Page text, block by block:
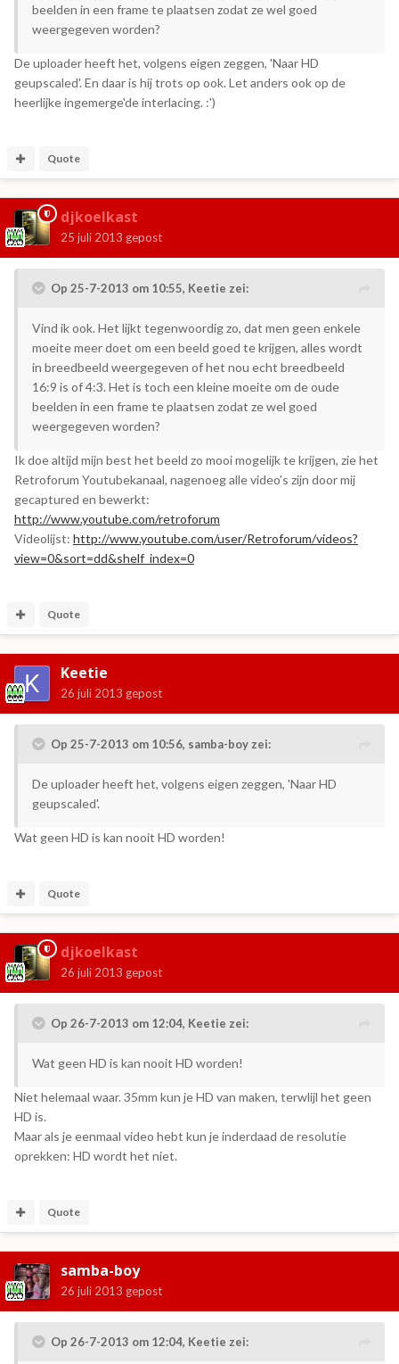
beelden in een frame te plaatsen zodat ze wel goed
weergegeven worden?
De uploader heeft het, volgens eigen zeggen, 'Naar HD
geupscaled'. En daar is hij trots op ook. Let anders ook op de
heerlijke ingemerge'de interlacing. :')
Quote
djkoelkast
25 juli 2013 gepost
Op 25-7-2013 om 10:55, Keetie zei:
Vind ik ook. Het lijkt tegenwoordig zo, dat men geen enkele
moeite meer doet om een beeld goed te krijgen, alles wordt
in breedbeeld weergegeven of het nou echt breedbeeld
16:9 is of 4:3. Het is toch een kleine moeite om de oude
beelden in een frame te plaatsen zodat ze wel goed
weergegeven worden?
Ik doe altijd mijn best het beeld zo mooi mogelijk te krijgen, zie het
Retroforum Youtubekanaal, nagenoeg alle video's zijn door mij
gecaptured en bewerkt:
http://www.youtube.com/retroforum
Videolijst: http://www.youtube.com/user/Retroforum/videos?
view=0&sort=dd&shelf_index=0
Quote
Keetie
26 juli 2013 gepost
Op 25-7-2013 om 10:56, samba-boy zei:
De uploader heeft het, volgens eigen zeggen, 'Naar HD
geupscaled'.
Wat geen HD is kan nooit HD worden!
Quote
djkoelkast
26 juli 2013 gepost
Op 26-7-2013 om 12:04, Keetie zei:
Wat geen HD is kan nooit HD worden!
Niet helemaal waar. 35mm kun je HD van maken, terwlijl het geen
HD is.
Maar als je eenmaal video hebt kun je inderdaad de resolutie
oprekken: HD wordt het niet.
Quote
samba-boy
26 juli 2013 gepost
Op 26-7-2013 om 12:04, Keetie zei: